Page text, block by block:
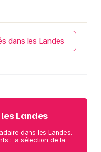
dans les Landes
Landes
dans les Landes.
: la sélection de la